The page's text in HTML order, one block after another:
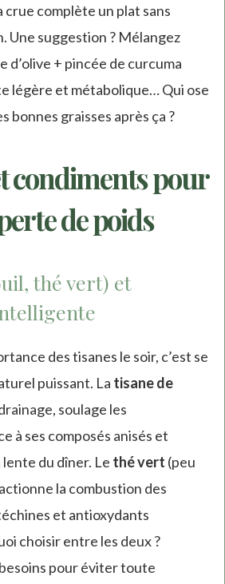
complète un plat sans
Une suggestion ? Mélangez
d’olive + pincée de curcuma
légère et métabolique… Qui ose
bonnes graisses après ça ?
condiments pour
de poids
thé vert) et
des tisanes le soir, c’est se
puissant. La tisane de
soulage les
à ses composés anisés et
du dîner. Le thé vert (peu
la combustion des
et antioxydants
choisir entre les deux ?
pour éviter toute